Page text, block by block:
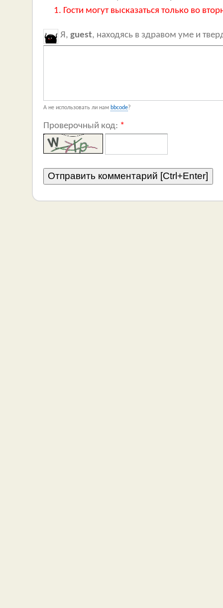
Гости могут высказаться только во
Я, guest, находясь в здравом уме и
А не использовать ли нам bbcode?
Проверочный код: *